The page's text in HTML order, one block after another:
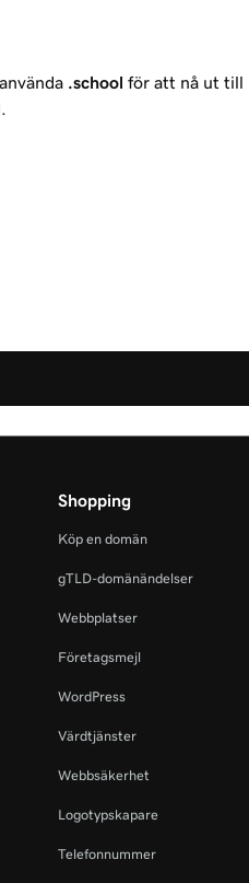
.school för att nå ut till
Shopping
Köp en domän
gTLD-domänändelser
Webbplatser
Företagsmejl
WordPress
Värdtjänster
Webbsäkerhet
Logotypskapare
Telefonnummer